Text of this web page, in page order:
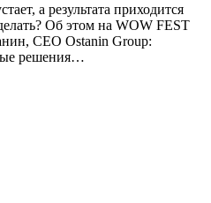
а результата приходится
Об этом на WOW FEST
CEO Ostanin Group:
решения…